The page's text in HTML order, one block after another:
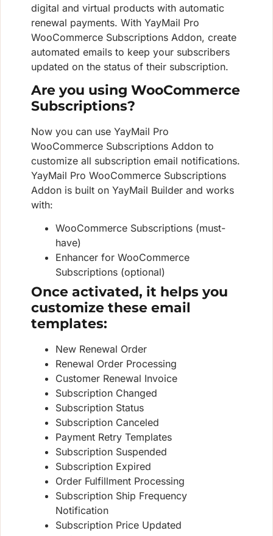
digital and virtual products with automatic
renewal payments. With YayMail Pro
WooCommerce Subscriptions Addon, create
automated emails to keep your subscribers
updated on the status of their subscription.
Are you using WooCommerce
Subscriptions?
Now you can use YayMail Pro
WooCommerce Subscriptions Addon to
customize all subscription email notifications.
YayMail Pro WooCommerce Subscriptions
Addon is built on YayMail Builder and works
with:
WooCommerce Subscriptions (must-
have)
Enhancer for WooCommerce
Subscriptions (optional)
Once activated, it helps you
customize these email
templates:
New Renewal Order
Renewal Order Processing
Customer Renewal Invoice
Subscription Changed
Subscription Status
Subscription Canceled
Payment Retry Templates
Subscription Suspended
Subscription Expired
Order Fulfillment Processing
Subscription Ship Frequency
Notification
Subscription Price Updated